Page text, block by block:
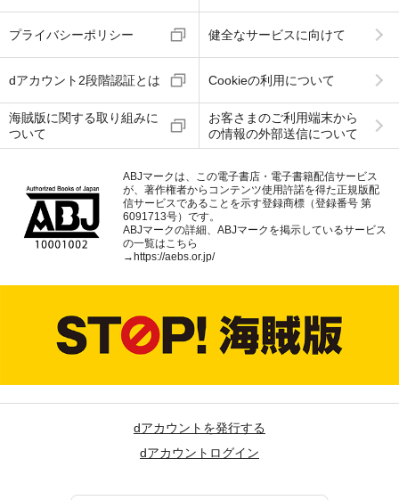
プライバシーポリシー 健全なサービスに向けて
dアカウント2段階認証とは Cookieの利用について
海賊版に関する取り組みに
ついて
お客さまのご利用端末から
の情報の外部送信について
ABJマークは、この電子書店・電子書籍配信サービス
が、著作権者からコンテンツ使用許諾を得た正規版配
信サービスであることを示す登録商標（登録番号 第
6091713号）です。
ABJマークの詳細、ABJマークを掲示しているサービス
の一覧はこちら
→ https://aebs.or.jp/
dアカウントを発行する
dアカウントログイン